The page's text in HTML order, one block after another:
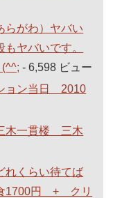
らがわ）ヤバい
ヤバいです。
- 6,598 ビュー
ョン当日 2010
木一貫楼 三木
くらい待てば
食1700円 + クリ